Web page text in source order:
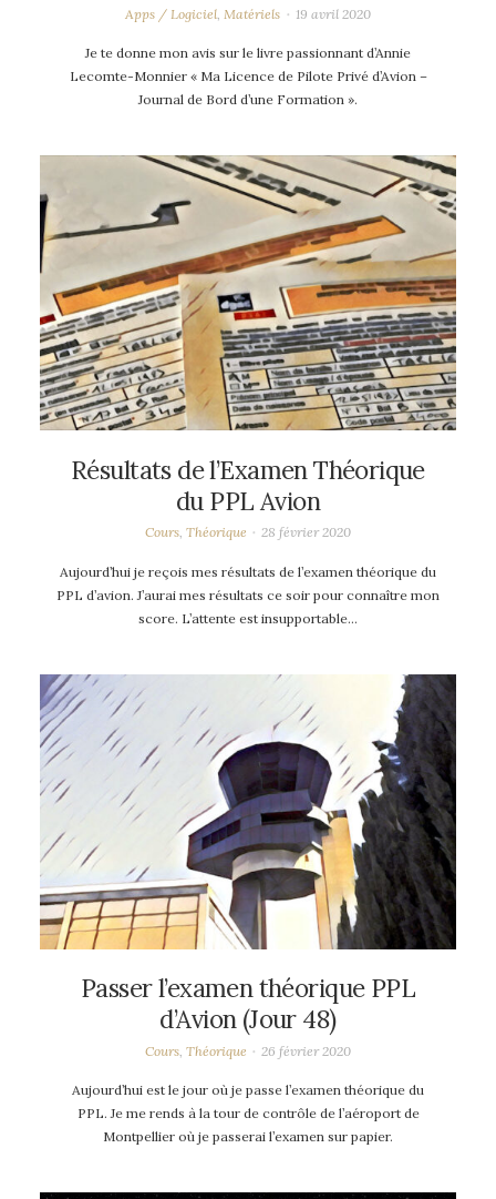
Apps / Logiciel Matériels 19 avril 2020
Je te donne mon avis sur le livre passionnant d’Annie
Lecomte-Monnier « Ma Licence de Pilote Privé d’Avion –
Journal de Bord d’une Formation ».
Résultats de l’Examen Théorique
du PPL Avion
Cours, Théorique 28 février 2020
Aujourd’hui je reçois mes résultats de l’examen théorique du
PPL d’avion. J’aurai mes résultats ce soir pour connaître mon
score. L’attente est insupportable…
Passer l’examen théorique PPL
d’Avion (Jour 48)
Cours, Théorique 26 février 2020
Aujourd’hui est le jour où je passe l’examen théorique du
PPL. Je me rends à la tour de contrôle de l’aéroport de
Montpellier où je passerai l’examen sur papier.